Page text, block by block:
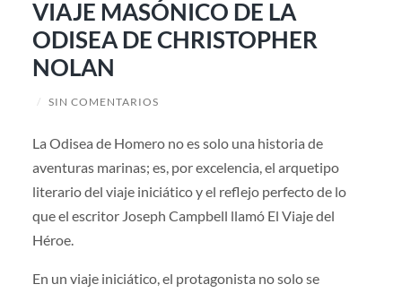
VIAJE MASÓNICO DE LA
ODISEA DE CHRISTOPHER
NOLAN
/ SIN COMENTARIOS
La Odisea de Homero no es solo una historia de
aventuras marinas; es, por excelencia, el arquetipo
literario del viaje iniciático y el reflejo perfecto de lo
que el escritor Joseph Campbell llamó El Viaje del
Héroe.
En un viaje iniciático, el protagonista no solo se